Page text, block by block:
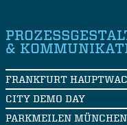
&
FRANKFURT
CITY DEMO DAY
PARKMEILEN MÜNCHEN